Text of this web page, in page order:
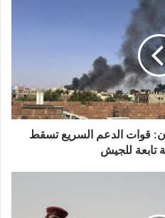
قوات الدعم السريع تسقط
تابعة للجيش